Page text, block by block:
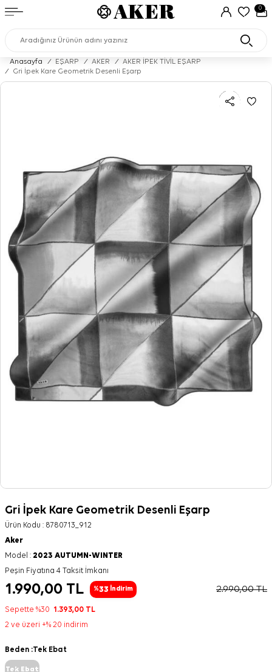
0
Anasayfa / EŞARP / AKER /
AKER İPEK TİVİL EŞARP
/
Gri İpek Kare Geometrik Desenli Eşarp
Gri İpek Kare Geometrik Desenli Eşarp
Ürün Kodu : 8780713_912
Aker
Model : 2023 AUTUMN-WINTER
Peşin Fiyatına 4 Taksit İmkanı
1.990,00 TL %33 İndirim 2.990,00TL
Sepette %30 1.393,00 TL
2 ve üzeri +% 20 indirim
Beden :Tek Ebat
Tek Ebat